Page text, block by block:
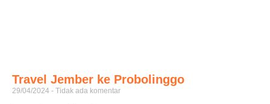
Travel Jember ke Probolinggo
29/04/2024 Tidak ada komentar